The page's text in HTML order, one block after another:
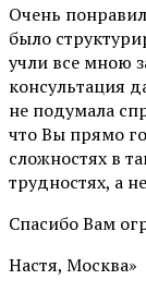
Очень
было
учли все мною
консультация
не подумала
что Вы прямо
сложностях в
трудностях, а
Спасибо Вам
Настя, Москва»